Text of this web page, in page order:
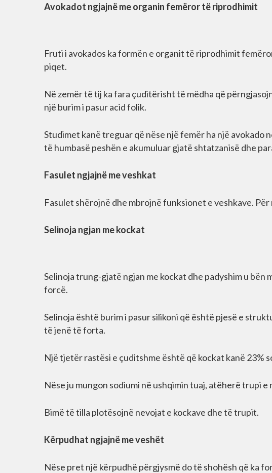
Avokadot ngjajnë me organin femëror të riprodhimit
Fruti i avokados ka formën e organit të riprodhimit
piqet.
Në zemër të tij ka fara çuditërisht të mëdha që
një burim i pasur acid folik.
Studimet kanë treguar që nëse një femër ha një avokado
të humbasë peshën e akumuluar gjatë shtatzanisë dhe
Fasulet ngjajnë me veshkat
Fasulet shërojnë dhe mbrojnë funksionet e veshkave.
Selinoja ngjan me kockat
Selinoja trung-gjatë ngjan me kockat dhe padyshim u bën
forcë.
Selinoja është burim i pasur silikoni që është pjesë e
të jenë të forta.
Një tjetër rastësi e çuditshme është që kockat kanë 23%
Nëse ju mungon sodiumi në ushqimin tuaj, atëherë trupi
Bimë të tilla plotësojnë nevojat e kockave dhe të trupit.
Kërpudhat ngjajnë me veshët
Nëse pret një kërpudhë përgjysmë do të shohësh që ka